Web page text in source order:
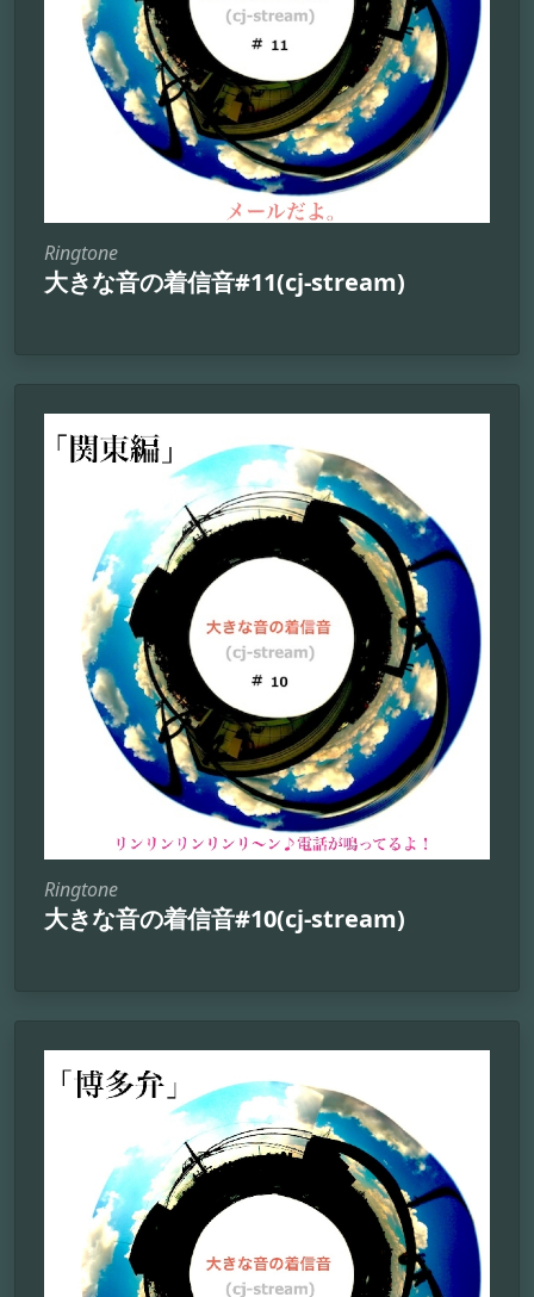
Ringtone
大きな音の着信音#11(cj-stream)
Ringtone
大きな音の着信音#10(cj-stream)